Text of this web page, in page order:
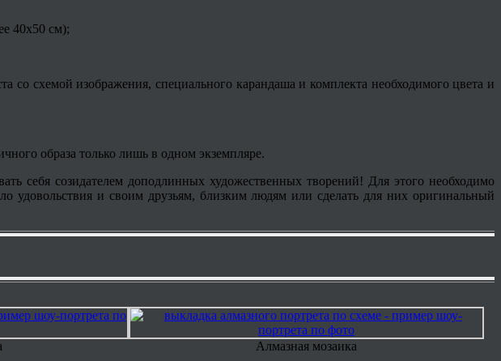
40х50 см);
со схемой изображения, специального карандаша и комплекта необходимого цвета и
образа только лишь в одном экземпляре.
себя созидателем доподлинных художественных творений! Для этого необходимо
удовольствия и своим друзьям, близким людям или сделать для них оригинальный
Алмазная мозаика